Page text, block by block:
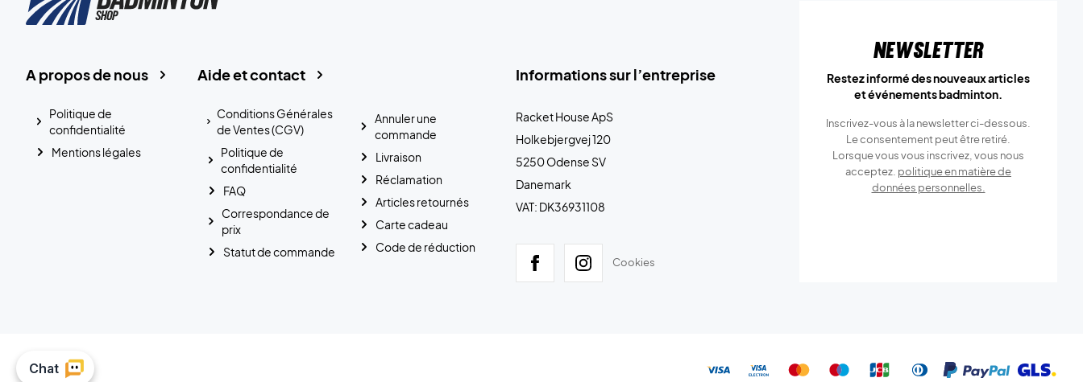
Informations sur l’entreprise
Racket House ApS
Holkebjergvej 120
5250 Odense SV
Danemark
VAT: DK36931108
Cookies
Aide et contact
Conditions Générales
de Ventes (CGV)
Politique de
confidentialité
FAQ
Correspondance de
prix
Statut de commande
Annuler une
commande
Livraison
Réclamation
Articles retournés
Carte cadeau
Code de réduction
A propos de nous
Politique de
confidentialité
Mentions légales
Newsletter
Restez informé des nouveaux articles
et événements badminton.
Inscrivez-vous à la newsletter ci-dessous.
Le consentement peut être retiré.
Lorsque vous vous inscrivez, vous nous
acceptez. politique en matière de
données personnelles.